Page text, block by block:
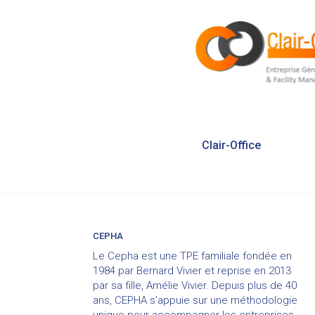
Navigation
Clair-Office
CEPHA
Le Cepha est une TPE familiale fondée en
1984 par Bernard Vivier et reprise en 2013
par sa fille, Amélie Vivier. Depuis plus de 40
ans, CEPHA s’appuie sur une méthodologie